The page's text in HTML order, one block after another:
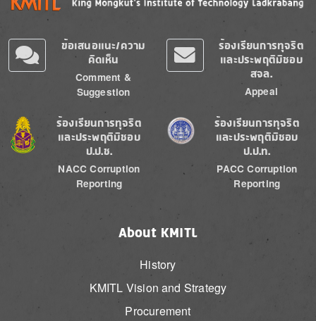
ข้อเสนอแนะ/ความ
คิดเห็น
Comment &
Suggestion
ร้องเรียนการทุจริต
และประพฤติมิชอบ
สจล.
Appeal
Image
ร้องเรียนการทุจริต
และประพฤติมิชอบ
ป.ป.ช.
NACC Corruption
Reporting
Image
ร้องเรียนการทุจริต
และประพฤติมิชอบ
ป.ป.ท.
PACC Corruption
Reporting
About KMITL
History
KMITL Vision and Strategy
Procurement